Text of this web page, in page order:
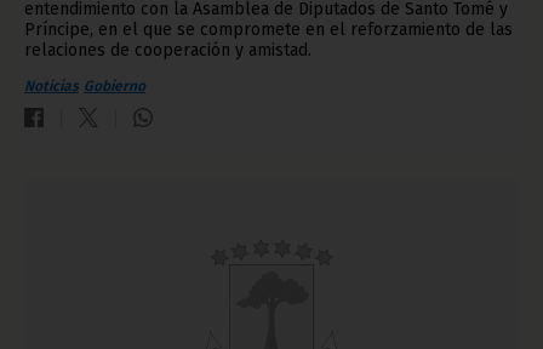
entendimiento con la Asamblea de Diputados de Santo Tomé y
Príncipe, en el que se compromete en el reforzamiento de las
relaciones de cooperación y amistad.
Noticias Gobierno